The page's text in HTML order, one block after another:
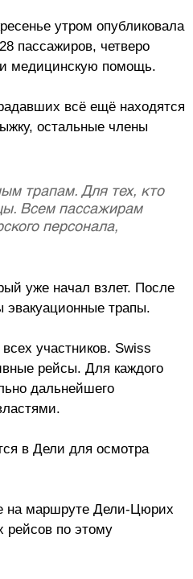
утром опубликовала
пассажиров, четверо
медицинскую помощь.
всё ещё находятся
остальные члены
трапам. Для тех, кто
Всем пассажирам
персонала,
уже начал взлет. После
эвакуационные трапы.
участников. Swiss
рейсы. Для каждого
дальнейшего
в Дели для осмотра
на маршруте Дели-Цюрих
рейсов по этому